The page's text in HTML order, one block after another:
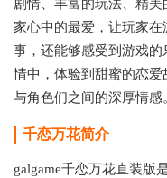
剧情、丰富的玩法、精
家心中的最爱，让玩家
事，还能够感受到游戏
情中，体验到甜蜜的恋
与角色们之间的深厚情感
千恋万花简介
galgame千恋万花直装版